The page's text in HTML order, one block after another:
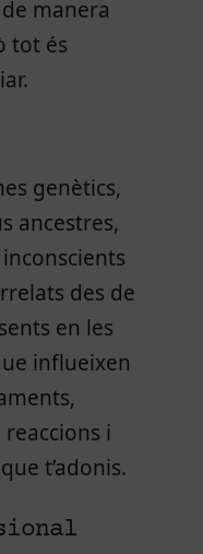
manera
tot és
genètics,
ancestres,
des de
en les
influeixen
i
t’adonis.